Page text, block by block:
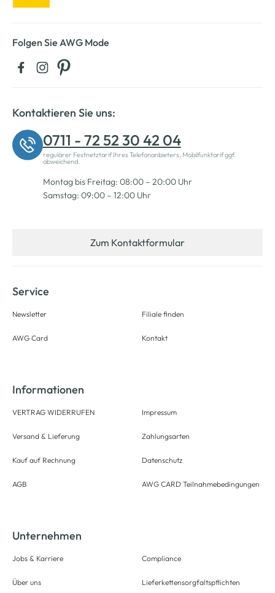
Folgen Sie AWG Mode
Kontaktieren Sie uns:
0711 - 72 52 30 42 04
regulärer Festnetztarif Ihres Telefonanbieters, Mobilfunktarif ggf.
abweichend.
Montag bis Freitag: 08:00 – 20:00 Uhr
Samstag: 09:00 – 12:00 Uhr
Zum Kontaktformular
Service
Newsletter
AWG Card
Filiale finden
Kontakt
Informationen
VERTRAG WIDERRUFEN
Versand & Lieferung
Kauf auf Rechnung
AGB
Impressum
Zahlungsarten
Datenschutz
AWG CARD Teilnahmebedingungen
Unternehmen
Jobs & Karriere
Über uns
Compliance
Lieferkettensorgfaltspflichten